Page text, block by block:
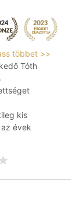
többet >>
Tóth
kis
évek